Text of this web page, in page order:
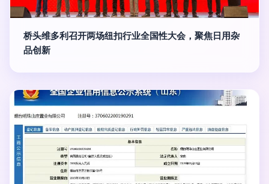
桥头维多利召开两场纽扣行业全国性大会，聚焦日用杂
品创新